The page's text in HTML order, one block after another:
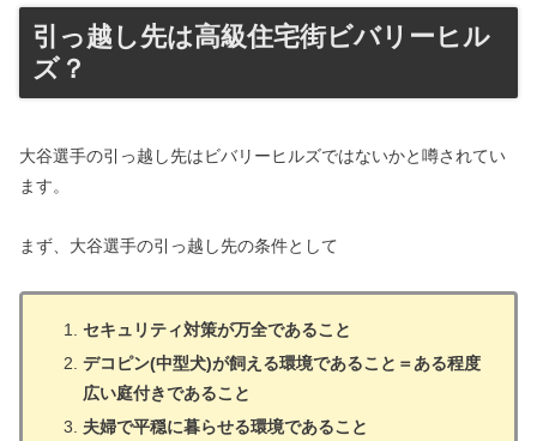
引っ越し先は高級住宅街ビバリーヒル
ズ？
大谷選手の引っ越し先はビバリーヒルズではないかと噂されてい
ます。
まず、大谷選手の引っ越し先の条件として
セキュリティ対策が万全であること
デコピン(中型犬)が飼える環境であること＝ある程度
広い庭付きであること
夫婦で平穏に暮らせる環境であること